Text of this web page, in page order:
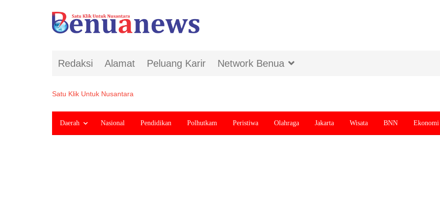
Redaksi Alamat Peluang Karir Network Benua
Satu Klik Untuk Nusantara
Daerah Nasional Pendidikan Polhutkam Peristiwa Olahraga Jakarta Wisata BNN Ekonomi